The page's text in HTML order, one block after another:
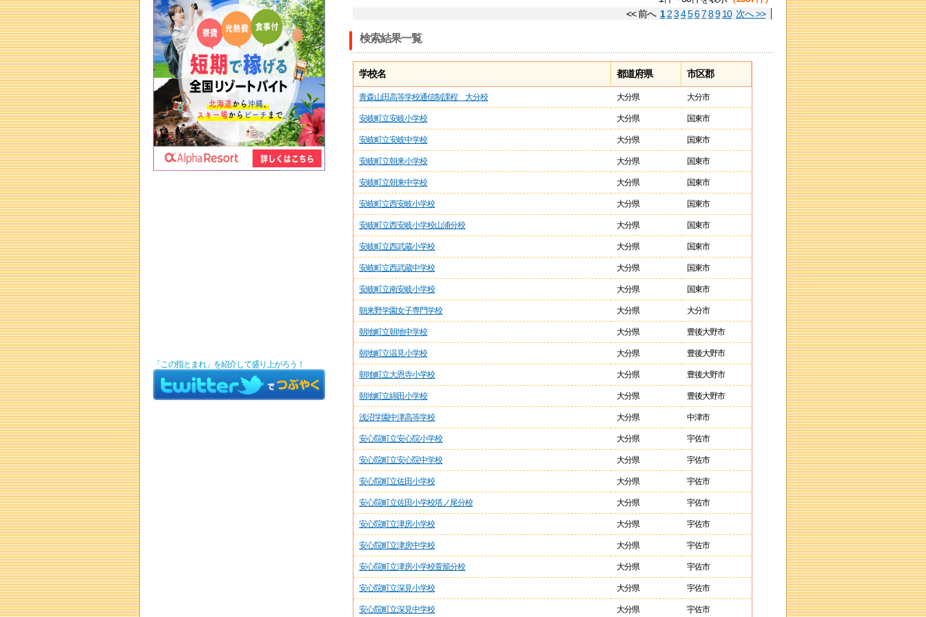
<< 前へ 1 23456789 10 次へ >>
検索結果一覧
学校名 都道府県 市区郡
青森山田高等学校通信制課程 大分校 大分県 大分市
安岐町立安岐小学校 大分県 国東市
安岐町立安岐中学校 大分県 国東市
安岐町立朝来小学校 大分県 国東市
安岐町立朝来中学校 大分県 国東市
安岐町立西安岐小学校 大分県 国東市
安岐町立西安岐小学校山浦分校 大分県 国東市
安岐町立西武蔵小学校 大分県 国東市
安岐町立西武蔵中学校 大分県 国東市
安岐町立南安岐小学校 大分県 国東市
朝来野学園女子専門学校 大分県 大分市
朝地町立朝地中学校 大分県 豊後大野市
朝地町立温見小学校 大分県 豊後大野市
朝地町立大恩寺小学校 大分県 豊後大野市
朝地町立綿田小学校 大分県 豊後大野市
浅沼学園中津高等学校 大分県 中津市
安心院町立安心院小学校 大分県 宇佐市
安心院町立安心院中学校 大分県 宇佐市
安心院町立佐田小学校 大分県 宇佐市
安心院町立佐田小学校塔ノ尾分校 大分県 宇佐市
安心院町立津房小学校 大分県 宇佐市
安心院町立津房中学校 大分県 宇佐市
安心院町立津房小学校萱籠分校 大分県 宇佐市
安心院町立深見小学校 大分県 宇佐市
安心院町立深見中学校 大分県 宇佐市
「この指とまれ」を紹介して盛り上がろう！